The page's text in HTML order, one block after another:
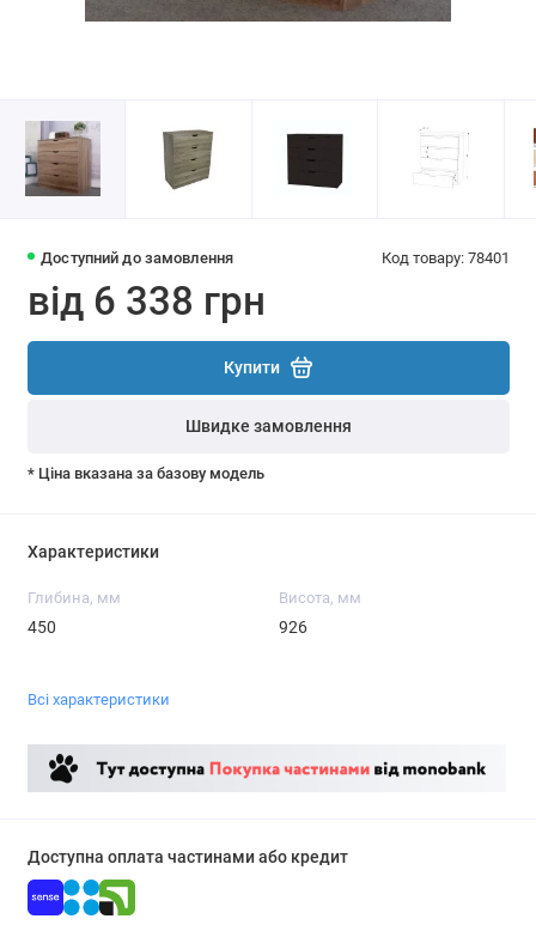
Доступний до замовлення Код товару: 78401
від 6 338 грн
Купити
Швидке замовлення
* Ціна вказана за базову модель
Характеристики
Глибина, мм
450
Висота, мм
926
Всі характеристики
Доступна оплата частинами або кредит